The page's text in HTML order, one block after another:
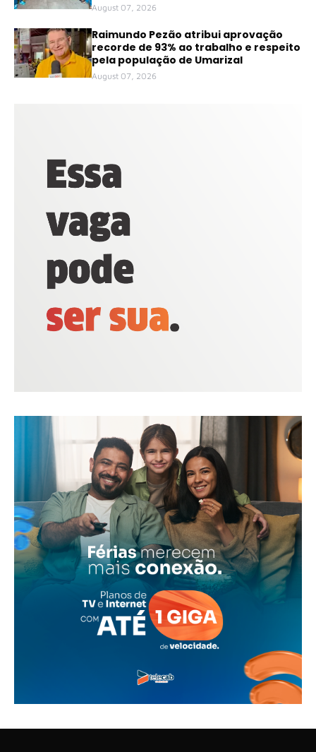
August 07, 2026
Raimundo Pezão atribui aprovação
recorde de 93% ao trabalho e respeito
pela população de Umarizal
August 07, 2026